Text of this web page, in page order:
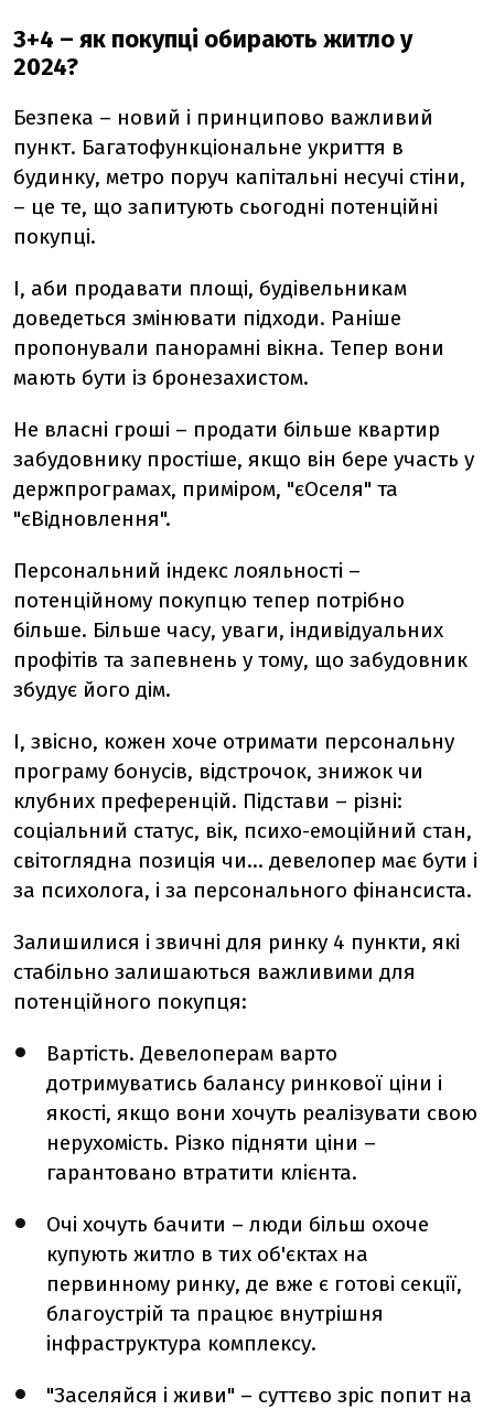
3+4 – як покупці обирають житло у
2024?
Безпека – новий і принципово важливий
пункт. Багатофункціональне укриття в
будинку, метро поруч капітальні несучі стіни,
– це те, що запитують сьогодні потенційні
покупці.
І, аби продавати площі, будівельникам
доведеться змінювати підходи. Раніше
пропонували панорамні вікна. Тепер вони
мають бути із бронезахистом.
Не власні гроші – продати більше квартир
забудовнику простіше, якщо він бере участь у
держпрограмах, приміром, "єОселя" та
"єВідновлення".
Персональний індекс лояльності –
потенційному покупцю тепер потрібно
більше. Більше часу, уваги, індивідуальних
профітів та запевнень у тому, що забудовник
збудує його дім.
І, звісно, кожен хоче отримати персональну
програму бонусів, відстрочок, знижок чи
клубних преференцій. Підстави – різні:
соціальний статус, вік, психо-емоційний стан,
світоглядна позиція чи… девелопер має бути і
за психолога, і за персонального фінансиста.
Залишилися і звичні для ринку 4 пункти, які
стабільно залишаються важливими для
потенційного покупця:
Вартість. Девелоперам варто
дотримуватись балансу ринкової ціни і
якості, якщо вони хочуть реалізувати свою
нерухомість. Різко підняти ціни –
гарантовано втратити клієнта.
Очі хочуть бачити – люди більш охоче
купують житло в тих об'єктах на
первинному ринку, де вже є готові секції,
благоустрій та працює внутрішня
інфраструктура комплексу.
"Заселяйся і живи" – суттєво зріс попит на